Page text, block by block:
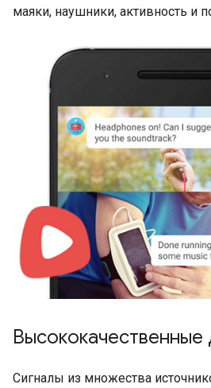
маяки, наушники, активность и
Высококачественные
Сигналы из множества